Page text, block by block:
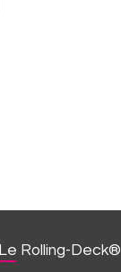
Le Rolling-Deck®